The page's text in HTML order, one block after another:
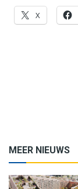
X
MEER NIEUWS